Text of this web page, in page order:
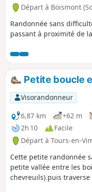
Départ à Boismont
Randonnée sans
passant à proximité de
Petite boucle
Visorandonneur
6,87 km
+62 m
2h 10
Facile
Départ à Tours-en-
Cette petite randonnée
petite vallée entre les
chevreuils) puis traverse